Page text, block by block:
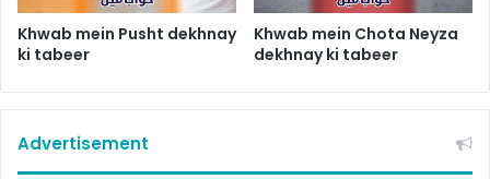
Khwab mein Pusht dekhnay
ki tabeer
Khwab mein Chota Neyza
dekhnay ki tabeer
Advertisement